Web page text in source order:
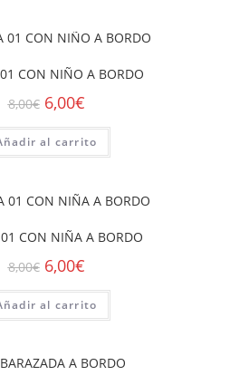
CON NIÑO A BORDO
8,00€ 6,00€
al carrito
CON NIÑA A BORDO
8,00€ 6,00€
al carrito